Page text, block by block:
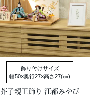
飾り付けサイズ
幅50×奥行27×高さ27(㎝)
芥子親王飾り 江都みやび